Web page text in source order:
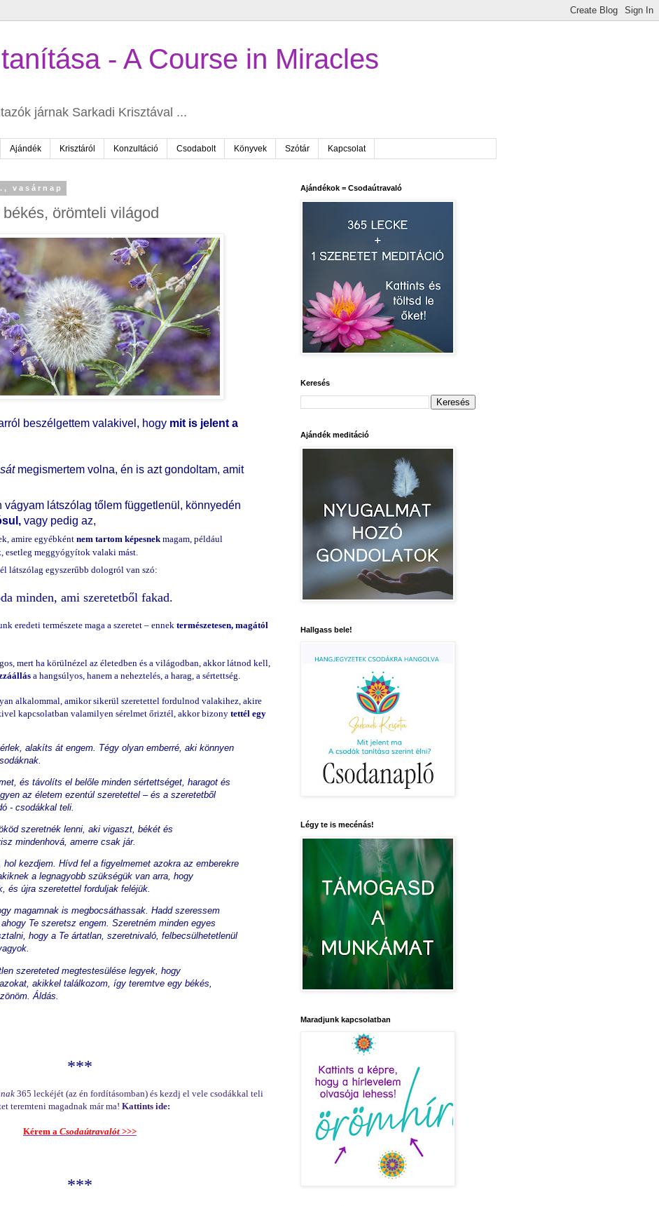
- A Course in Miracles
járnak Sarkadi Krisztával ...
Ajándék Krisztáról Konzultáció Csodabolt Könyvek Szótár Kapcsolat
vasárnap
örömteli világod
beszélgettem valakivel, hogy mit is jelent a
megismertem volna, én is azt gondoltam, amit
vágyam látszólag tőlem függetlenül, könnyedén
vagy pedig az,
amire egyébkéntnem tartom képesnek magam, például
meggyógyítok valaki mást.
látszólag egyszerűbb dologról van szó:
minden, ami szeretetből fakad.
eredeti természete maga a szeretet – ennek természetesen, magától
mert ha körülnézel az életedben és a világodban, akkor látnod kell,
a hangsúlyos, hanem a neheztelés, a harag, a sértettség.
alkalommal, amikor sikerül szeretettel fordulnod valakihez, akire
kapcsolatban valamilyen sérelmet őriztél, akkor bizony tettél egy
alakíts át engem. Tégy olyan emberré, aki könnyen
és távolíts el belőle minden sértettséget, haragot és
az életem ezentúl szeretettel – és a szeretetből
- csodákkal teli.
szeretnék lenni, aki vigaszt, békét és
mindenhová, amerre csak jár.
hol kezdjem. Hívd fel a figyelmemet azokra az emberekre
a legnagyobb szükségük van arra, hogy
és újra szeretettel forduljak feléjük.
magamnak is megbocsáthassak. Hadd szeressem
Te szeretsz engem. Szeretném minden egyes
hogy a Te ártatlan, szeretnivaló, felbecsülhetetlenül
szereteted megtestesülése legyek, hogy
akikkel találkozom, így teremtve egy békés,
Áldás.
***
365 leckéjét (az én fordításomban) és kezdj el vele csodákkal teli
teremteni magadnak már ma! Kattints ide:
Kérem a Csodaútravalót >>>
***
Ajándékok = Csodaútravaló
Keresés
Ajándék meditáció
Hallgass bele!
Légy te is mecénás!
Maradjunk kapcsolatban